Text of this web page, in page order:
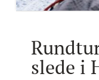
slede i